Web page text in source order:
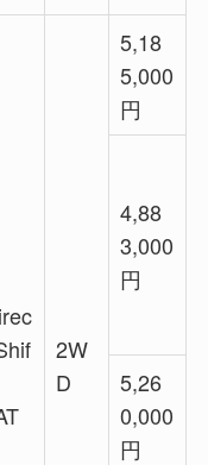
2W
D
5,18
5,000
円
4,88
3,000
円
5,26
0,000
円